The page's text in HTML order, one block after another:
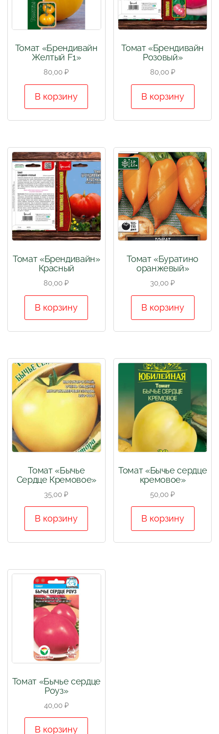
Томат «Брендивайн
Желтый F1»
80,00₽
В корзину
Томат «Брендивайн
Розовый»
80,00 ₽
В корзину
Томат «Брендивайн»
Красный
80,00₽
В корзину
Томат «Буратино
оранжевый»
30,00₽
В корзину
Томат «Бычье
Сердце Кремовое»
35,00₽
В корзину
Томат «Бычье сердце
кремовое»
50,00₽
В корзину
Томат «Бычье сердце
Роуз»
40,00 ₽
В корзину